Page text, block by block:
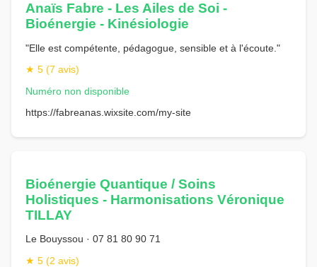
Anaïs Fabre - Les Ailes de Soi -
Bioénergie - Kinésiologie
"Elle est compétente, pédagogue, sensible et à l'écoute."
★ 5 (7 avis)
Numéro non disponible
https://fabreanas.wixsite.com/my-site
Bioénergie Quantique / Soins
Holistiques - Harmonisations Véronique
TILLAY
Le Bouyssou · 07 81 80 90 71
★ 5 (2 avis)